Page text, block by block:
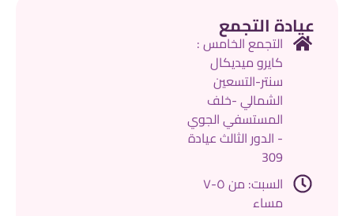
عيادة التجمع
التجمع الخامس :
كايرو ميديكال
سنتر-التسعين
الشمالي -خلف
المستسفي الجوي
- الدور الثالث عيادة
309
السبت: من ٥-٧
مساء